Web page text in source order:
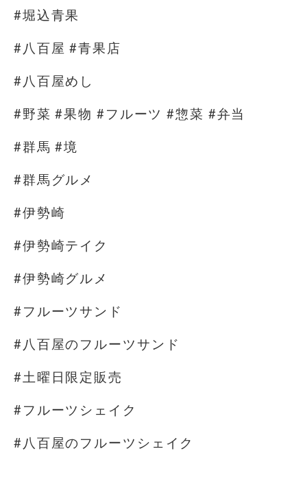
#堀込青果
#八百屋 #青果店
#八百屋めし
#野菜 #果物 #フルーツ #惣菜 #弁当
#群馬 #境
#群馬グルメ
#伊勢崎
#伊勢崎テイク
#伊勢崎グルメ
#フルーツサンド
#八百屋のフルーツサンド
#土曜日限定販売
#フルーツシェイク
#八百屋のフルーツシェイク